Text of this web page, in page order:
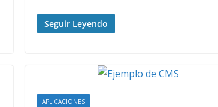
Seguir Leyendo
APLICACIONES